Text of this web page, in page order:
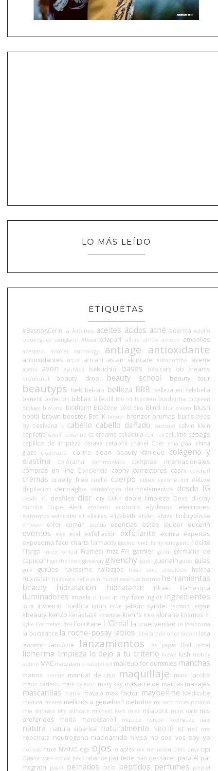
LO MÁS LEÍDO
ETIQUETAS
#BesitoACerini a A-Derma aceites ácidos acné aderma Adolfo
Domínguez aengland Ahava alfaparf allure almay amope ampollas
anastasia ansolar anthology antiage antioxidante
antioxidantes anua armani asian skincare autobombo avene
aveno avon ayurvida bakuchiol bases basicare bb creams
beauticool beauty drop beauty school beauty tour
beautyps bek bel-lab belleza BBB belleza en Falabella
benefit benetton biblias biferdil bio oil bioclean bioderma biogreen
Biolage bioterra biotherm BioZone bkd Blas Blind blur cream blush
bobbi brown booster Boti-K breuer bronzer brumas burt's bees
by seelvana
c cabello cabello dañado cacharel
calvin klein
capilatis cavalli caviahue cc creams celiaquía celimax celulitis cepage
cepillos de limpieza cerave cetaphil chanel Cher chia graal china
glaze
cicatricure. clarins clean beauty clinique
colágeno y
elastina
colorama commonlabs
compras internacionales
compras on line Conciencia coony correctores cosrx covergirl
cremas cruelty free cuello cuerpo cutex cyzone ddf deluxe
depilacion dermaglos dermalogica dermoelementos desde IG
desde IG. desfiles dior diy DKNY doble limpieza Dove ducray
dumitié Dupe Alert ecoderm ecotools efyderma elecciones
elementos esenciales elf elixires elizabeth arden elvive Embryolisse
emolan error común escada esencias estée lauder eucerin
eventos ewe exel exfoliación exfoliante eximia expertas
exposoma face charts farmacity fascino fendi fenty ferragamo fidelité
filorga
Foreo forlle'd Framesi frizz FYI garnier gentil germaine de
capuccini get the look giveaway givenchy gucci guerlain guess guías
guiv gurúes hairssime hallazgos head and shoulders
helena
rubinstein heliocare hello skin herbal essences hermes herramientas
beauty
hidratación hidratante idraet illamasqua
iluminadores impala in love in my face inglot ingredientes
Inoa invierno Isadora isdin issue jabón syndet jactan's jergens
kbeauty kenzo kerastase Kérastase kiehl's kiko klorane kosmos kr
Kylie Cosmetics l'bel l'occitane L'Oreal la cruel verdad La Pasionaria
la puissance la roche-posay labios laboratorio once laborit laca
lancaster lancôme lanzamientos las pepas lbel lemel
lidherma limpieza lo dejo a tu criterio loewe lush mabby
autino MAC macadamia natural oil makeup for dummies manchas
manos mantra manual de uso maquillaje marc jacobs
mario badescu mark by avon mary kay masacre de marcas masajes
mascarillas matrix mavala max factor maybelline Medicube
medusa colores mellizos o gemelos? métodos mi voto no es positivo
mia skincare Mía skincare michael kors mies milaborit minx nails mis
preferidos
moda moroccanoil mustela narciso Rodriguez nars
natura natura siberica naturalmente NBOTB NE nell ross
neostrata neutrogena niacinamida nivea no sos vos soy yo
noticias nuxe NWNO ogx ojos olaplex ole henriksen OMS onyx opi
Orlane osis+ otowil paco rabanne pantene pao dessaner para él pat
mcgrath
payot peinados pelo péptidos perfumes
perpiel